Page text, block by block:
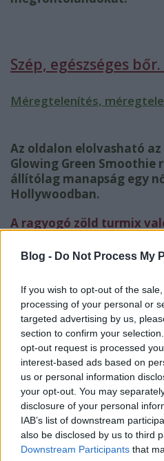
Blog - Do Not Process My
If you wish to opt-out of the
processing of your personal or
targeted advertising by us,
section to confirm your
opt-out request is processed
interest-based ads based on
us or personal information
your opt-out. You may
disclosure of your personal
IAB’s list of downstream
also be disclosed by us to third
Downstream Participants that
Szép, egészséges
Méregtelenítés,
Az oldalon elolvasható
Glowing Green Smoothie
állítólag manapság egy
Hollywoodban.
A ragyogó zöld turmix
antioxidánsokkal.
A sötétzöld levelek és
zöldségek tápanyagai
méregtelenítésben is. A
hűtőben, de le is
Ragyogó